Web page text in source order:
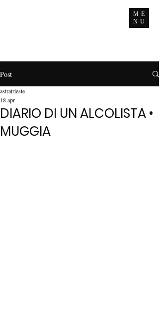
ME
NU
Post
DIARIO DI UN ALCOLISTA •
MUGGIA
astratrieste
18 apr